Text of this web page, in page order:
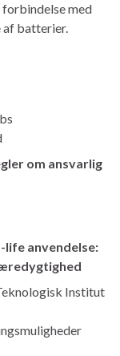
med
af batterier.
om ansvarlig
anvendelse:
Institut